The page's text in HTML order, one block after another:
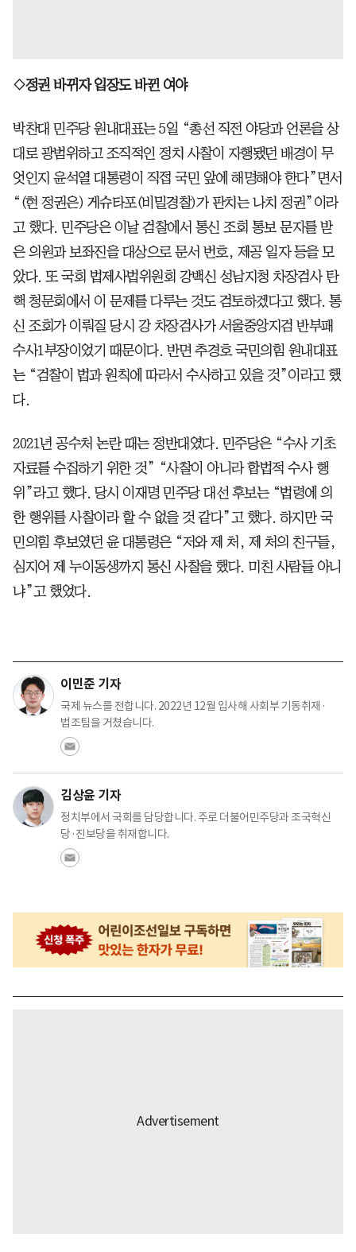
◇정권 바뀌자 입장도 바뀐 여야
박찬대 민주당 원내대표는 5일 “총선 직전 야당과 언론을 상
대로 광범위하고 조직적인 정치 사찰이 자행됐던 배경이 무
엇인지 윤석열 대통령이 직접 국민 앞에 해명해야 한다”면서
“(현 정권은) 게슈타포(비밀경찰)가 판치는 나치 정권”이라
고 했다. 민주당은 이날 검찰에서 통신 조회 통보 문자를 받
은 의원과 보좌진을 대상으로 문서 번호, 제공 일자 등을 모
았다. 또 국회 법제사법위원회 강백신 성남지청 차장검사 탄
핵 청문회에서 이 문제를 다루는 것도 검토하겠다고 했다. 통
신 조회가 이뤄질 당시 강 차장검사가 서울중앙지검 반부패
수사1부장이었기 때문이다. 반면 추경호 국민의힘 원내대표
는 “검찰이 법과 원칙에 따라서 수사하고 있을 것”이라고 했
다.
2021년 공수처 논란 때는 정반대였다. 민주당은 “수사 기초
자료를 수집하기 위한 것” “사찰이 아니라 합법적 수사 행
위”라고 했다. 당시 이재명 민주당 대선 후보는 “법령에 의
한 행위를 사찰이라 할 수 없을 것 같다”고 했다. 하지만 국
민의힘 후보였던 윤 대통령은 “저와 제 처, 제 처의 친구들,
심지어 제 누이동생까지 통신 사찰을 했다. 미친 사람들 아니
냐”고 했었다.
이민준 기자
국제 뉴스를 전합니다. 2022년 12월 입사해 사회부 기동취재·
법조팀을 거쳤습니다.
김상윤 기자
정치부에서 국회를 담당합니다. 주로 더불어민주당과 조국혁신
당·진보당을 취재합니다.